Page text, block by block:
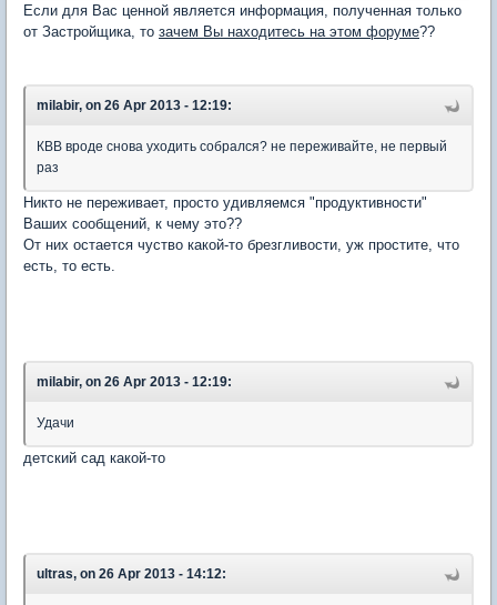
Если для Вас ценной является информация, полученная только
от Застройщика, то зачем Вы находитесь на этом форуме??
milabir, on 26 Apr 2013 - 12:19:
КВВ вроде снова уходить собрался? не переживайте, не первый
раз
Никто не переживает, просто удивляемся "продуктивности"
Ваших сообщений, к чему это??
От них остается чуство какой-то брезгливости, уж простите, что
есть, то есть.
milabir, on 26 Apr 2013 - 12:19:
Удачи
детский сад какой-то
ultras, on 26 Apr 2013 - 14:12: